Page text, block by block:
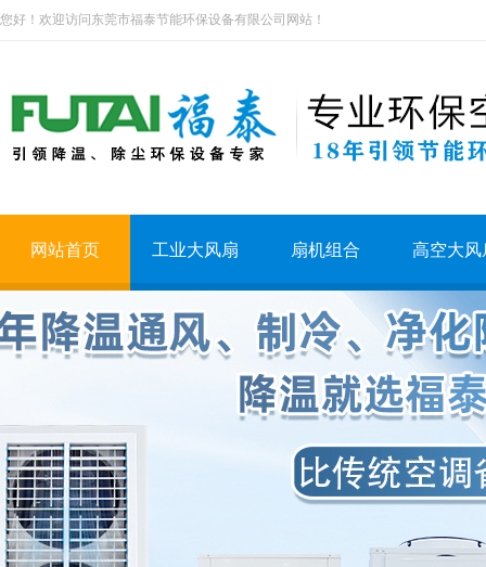
您好！欢迎访问东莞市福泰节能环保设备有限公司网站！
网站首页 工业大风扇 扇机组合 高空大风